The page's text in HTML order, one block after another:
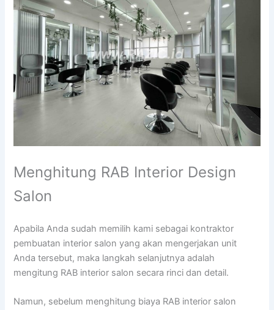
Menghitung RAB Interior Design
Salon
Apabila Anda sudah memilih kami sebagai kontraktor
pembuatan interior salon yang akan mengerjakan unit
Anda tersebut, maka langkah selanjutnya adalah
mengitung RAB interior salon secara rinci dan detail.
Namun, sebelum menghitung biaya RAB interior salon